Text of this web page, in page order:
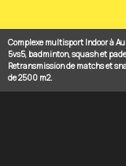
Complexe multisport Indoor à
5vs5, badminton, squash et
Retransmission de matchs et
de 2500 m2.